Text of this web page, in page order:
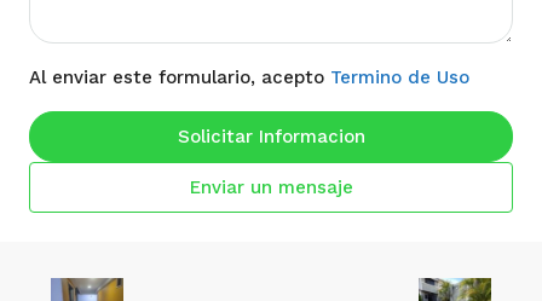
Al enviar este formulario, acepto Termino de Uso
Solicitar Informacion
Enviar un mensaje